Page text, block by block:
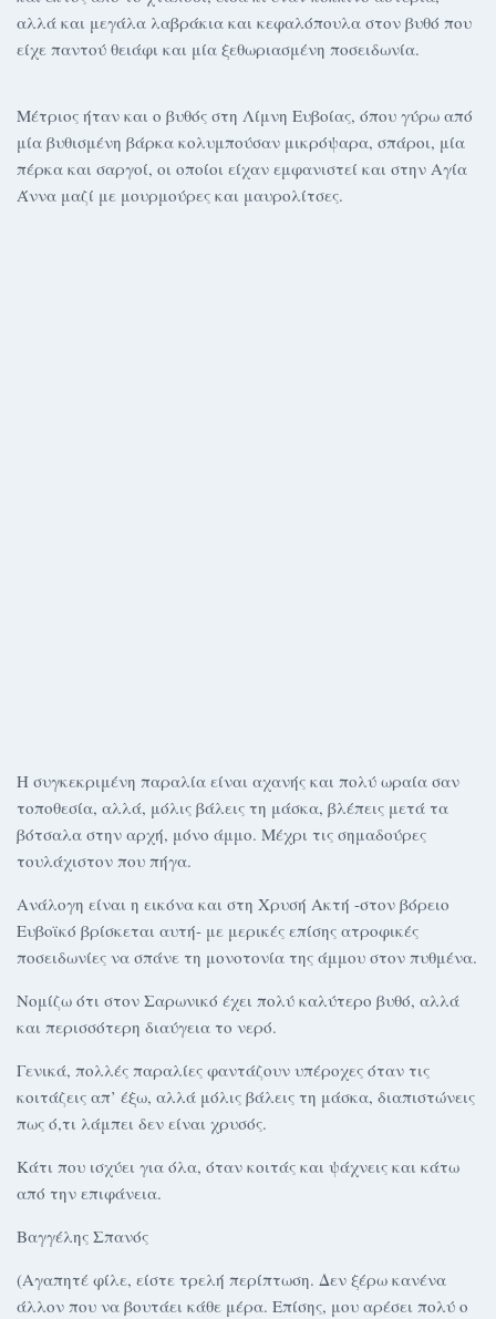
αλλά και μεγάλα λαβράκια και κεφαλόπουλα στον βυθό που
είχε παντού θειάφι και μία ξεθωριασμένη ποσειδωνία.
Μέτριος ήταν και ο βυθός στη Λίμνη Ευβοίας, όπου γύρω από
μία βυθισμένη βάρκα κολυμπούσαν μικρόψαρα, σπάροι, μία
πέρκα και σαργοί, οι οποίοι είχαν εμφανιστεί και στην Αγία
Άννα μαζί με μουρμούρες και μαυρολίτσες.
Η συγκεκριμένη παραλία είναι αχανής και πολύ ωραία σαν
τοποθεσία, αλλά, μόλις βάλεις τη μάσκα, βλέπεις μετά τα
βότσαλα στην αρχή, μόνο άμμο. Μέχρι τις σημαδούρες
τουλάχιστον που πήγα.
Ανάλογη είναι η εικόνα και στη Χρυσή Ακτή -στον βόρειο
Ευβοϊκό βρίσκεται αυτή- με μερικές επίσης ατροφικές
ποσειδωνίες να σπάνε τη μονοτονία της άμμου στον πυθμένα.
Νομίζω ότι στον Σαρωνικό έχει πολύ καλύτερο βυθό, αλλά
και περισσότερη διαύγεια το νερό.
Γενικά, πολλές παραλίες φαντάζουν υπέροχες όταν τις
κοιτάζεις απ’ έξω, αλλά μόλις βάλεις τη μάσκα, διαπιστώνεις
πως ό,τι λάμπει δεν είναι χρυσός.
Κάτι που ισχύει για όλα, όταν κοιτάς και ψάχνεις και κάτω
από την επιφάνεια.
Βαγγέλης Σπανός
(Αγαπητέ φίλε, είστε τρελή περίπτωση. Δεν ξέρω κανένα
άλλον που να βουτάει κάθε μέρα. Επίσης, μου αρέσει πολύ ο